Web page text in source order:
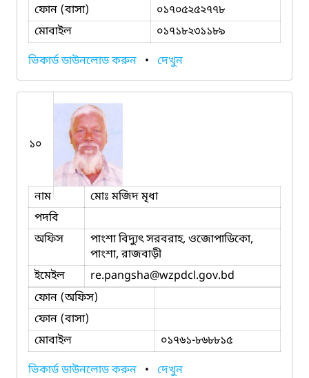
ফোন (বাসা)
০১৭০৫২৫২৭৭৮
মোবাইল
০১৭১৮২৩১১৮৯
ভিকার্ড ডাউনলোড করুন • দেখুন
১০
নাম
মোঃ মজিদ মৃধা
পদবি
অফিস
পাংশা বিদ্যুৎ সরবরাহ, ওজোপাডিকো,
পাংশা, রাজবাড়ী
ইমেইল
re.pangsha@wzpdcl.gov.bd
ফোন (অফিস)
ফোন (বাসা)
মোবাইল
০১৭৬১-৮৬৮৮১৫
ভিকার্ড ডাউনলোড করুন • দেখুন